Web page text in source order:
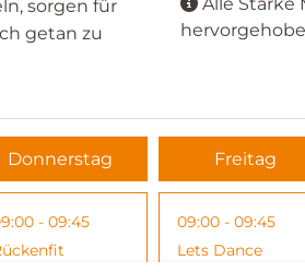
sorgen für
getan zu
Donnerstag
- 09:45
Freitag
09:00 - 09:45
Lets Dance